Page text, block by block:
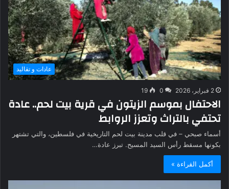
عادات و تقاليد
2 فبراير، 2026 0
19
الاحتفال بموسم الزيتون في قرية بيت لحم.. عادة
تحتفي بالتراث وتعزز الروابط
أسماء صبحي – في قلب مدينة بيت لحم التاريخية في فلسطين، والتي تشتهر
بكونها مسقط رأس السيد المسيح. تبرز عادة…
أكمل القراءة »